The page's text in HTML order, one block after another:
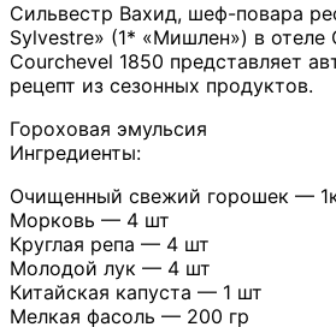
Сильвестр Вахид, шеф-повара
Sylvestre» (1* «Мишлен») в отеле
Courchevel 1850 представляет
рецепт из сезонных продуктов.
Гороховая эмульсия
Ингредиенты:
Очищенный свежий горошек —
Морковь — 4 шт
Круглая репа — 4 шт
Молодой лук — 4 шт
Китайская капуста — 1 шт
Мелкая фасоль — 200 гр